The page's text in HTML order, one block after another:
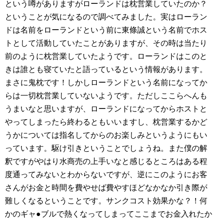
という噂がありますがローランドは枕営業していたのか？
ということが気になるので調べてみました。実はローラン
ドは名前をローランドという前に東條誠という名前でホス
トとして活動していたことがありますが、その時は当たり
前のように枕営業していたようです。ローランドはこのと
きは誰とも寝ていたと語っているという情報があります。
まさに鬼枕です！しかしローランドという名前になってか
らは一切枕営業していないようです。ただしここらへんも
うまいなと思いますが、ローランドになってからホストと
やってしまったら終わるともいいますし、枕営業するかど
うかについては指名してからのお楽しみというようにもい
っています。駆け引きということでしょうね。また僕の解
釈ですがやはり水商売の上手いなと感じるところはある程
度通ってみないとわからないですが、逆にこのようにお客
さんがお金と時間を費やせば費やすほどなかなか引き際が
難しくなるということです。サンクコスト効果かな？！何
かのギャ●ブルで熱くなってしまってここまでお金入れたか